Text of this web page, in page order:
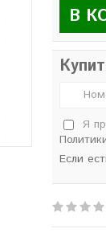
В
Я
Если